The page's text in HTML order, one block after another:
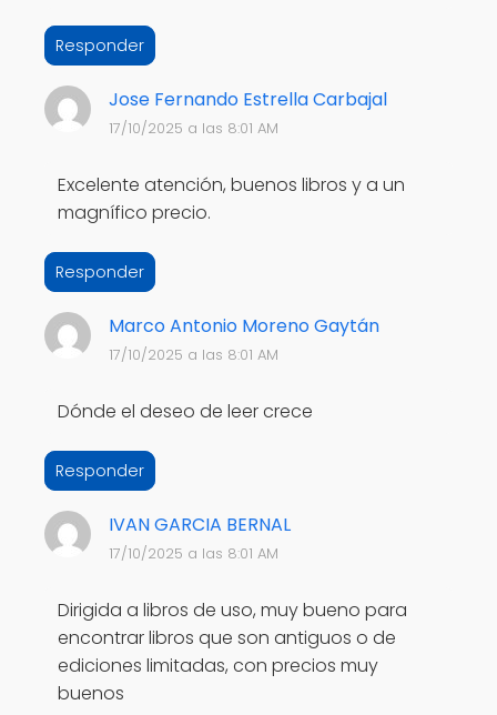
Responder
Jose Fernando Estrella Carbajal
17/10/2025 a las 8:01 AM
Excelente atención, buenos libros y a un
magnífico precio.
Responder
Marco Antonio Moreno Gaytán
17/10/2025 a las 8:01 AM
Dónde el deseo de leer crece
Responder
IVAN GARCIA BERNAL
17/10/2025 a las 8:01 AM
Dirigida a libros de uso, muy bueno para
encontrar libros que son antiguos o de
ediciones limitadas, con precios muy
buenos